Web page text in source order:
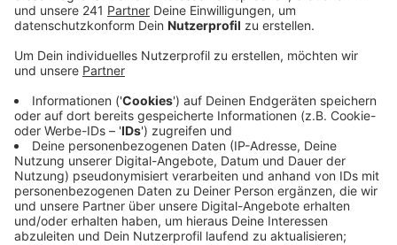
am Samstag eine Protestaktion in den
Veröffentlicht:Donnerstag, 24.03.2022 06:10
Anzeige
Vor etwas mehr als einem Jahr hat die Leverkusener
Stadtpolitik beschlossen offensiv gegen die
Autobahn-Ausbaupläne vorzugehen. Die